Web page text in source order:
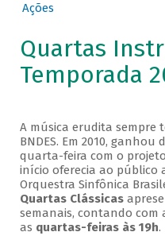
Ações
Quartas
Temporada
A música erudita sempre
BNDES. Em 2010,
quarta-feira com o projeto
início oferecia ao público
Orquestra Sinfônica
Quartas Clássicas
semanais, contando com
as quartas-feiras às 19h.